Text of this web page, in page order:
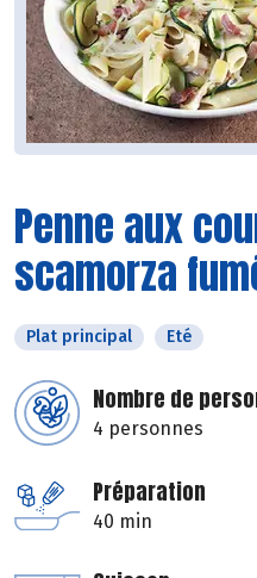
Penne aux
scamorza
Plat principal Eté
Nombre de
4 personnes
Préparation
40 min